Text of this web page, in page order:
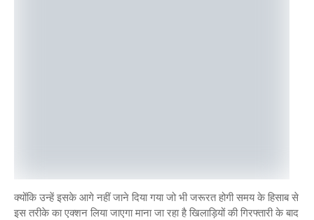
क्योंकि उन्हें इसके आगे नहीं जाने दिया गया जो भी जरूरत होगी समय के हिसाब से
इस तरीके का एक्शन लिया जाएगा माना जा रहा है खिलाड़ियों की गिरफ्तारी के बाद